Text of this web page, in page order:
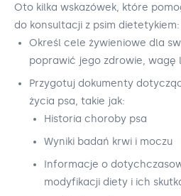
Oto kilka wskazówek, które
do konsultacji z psim dietetykiem:
Określ cele żywieniowe dla
poprawić jego zdrowie, wagę
Przygotuj dokumenty
życia psa, takie jak:
Historia choroby psa
Wyniki badań krwi i moczu
Informacje o
modyfikacji diety i ich